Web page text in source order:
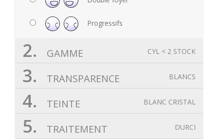
Progressifs
CYL < 2 STOCK
2. GAMME
BLANCS
3. TRANSPARENCE
BLANC CRISTAL
4. TEINTE
DURCI
5. TRAITEMENT